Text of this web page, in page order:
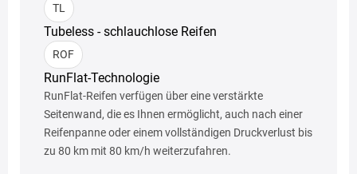
TL
Tubeless - schlauchlose Reifen
ROF
RunFlat-Technologie
RunFlat-Reifen verfügen über eine verstärkte
Seitenwand, die es Ihnen ermöglicht, auch nach einer
Reifenpanne oder einem vollständigen Druckverlust bis
zu 80 km mit 80 km/h weiterzufahren.